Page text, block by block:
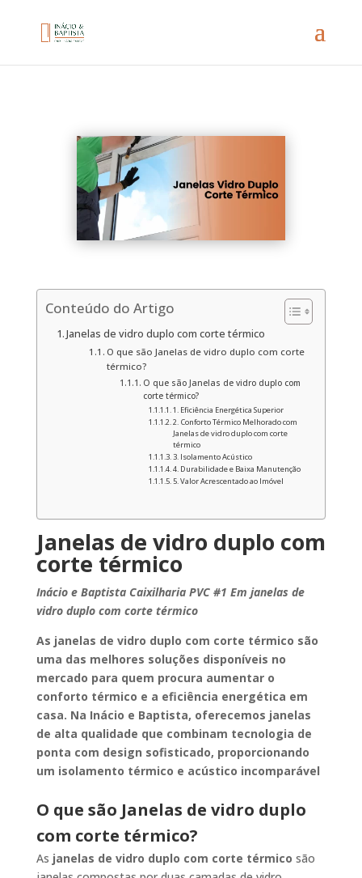
Conteúdo do Artigo
Janelas de vidro duplo com corte térmico
O que são Janelas de vidro duplo com corte
térmico?
O que são Janelas de vidro duplo com
corte térmico?
1. Eficiência Energética Superior
2. Conforto Térmico Melhorado com
Janelas de vidro duplo com corte
térmico
3. Isolamento Acústico
4. Durabilidade e Baixa Manutenção
5. Valor Acrescentado ao Imóvel
Janelas de vidro duplo com
corte térmico
Inácio e Baptista Caixilharia PVC #1 Em janelas de
vidro duplo com corte térmico
As janelas de vidro duplo com corte térmico são
uma das melhores soluções disponíveis no
mercado para quem procura aumentar o
conforto térmico e a eficiência energética em
casa. Na Inácio e Baptista, oferecemos janelas
de alta qualidade que combinam tecnologia de
ponta com design sofisticado, proporcionando
um isolamento térmico e acústico incomparável
O que são Janelas de vidro duplo
com corte térmico?
As janelas de vidro duplo com corte térmico são